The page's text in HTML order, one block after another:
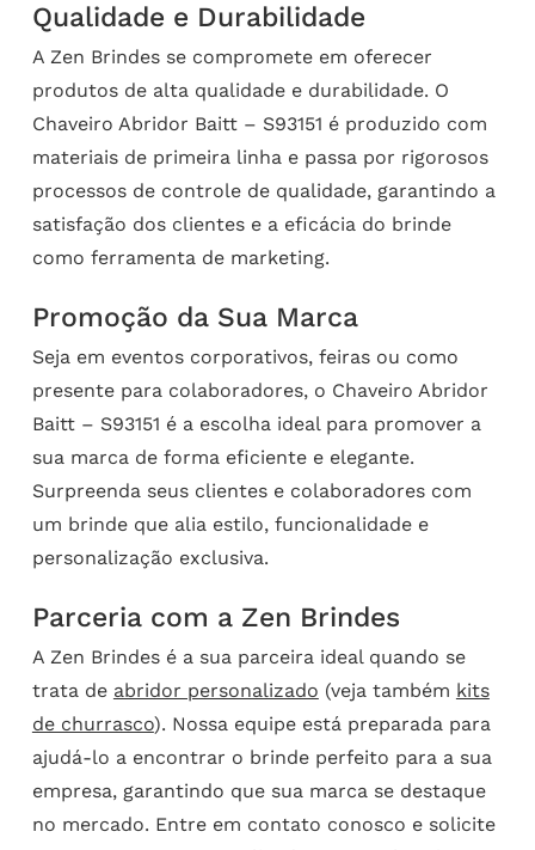
Qualidade e Durabilidade
A Zen Brindes se compromete em oferecer
produtos de alta qualidade e durabilidade. O
Chaveiro Abridor Baitt – S93151 é produzido com
materiais de primeira linha e passa por rigorosos
processos de controle de qualidade, garantindo a
satisfação dos clientes e a eficácia do brinde
como ferramenta de marketing.
Promoção da Sua Marca
Seja em eventos corporativos, feiras ou como
presente para colaboradores, o Chaveiro Abridor
Baitt – S93151 é a escolha ideal para promover a
sua marca de forma eficiente e elegante.
Surpreenda seus clientes e colaboradores com
um brinde que alia estilo, funcionalidade e
personalização exclusiva.
Parceria com a Zen Brindes
A Zen Brindes é a sua parceira ideal quando se
trata de abridor personalizado (veja também kits
de churrasco). Nossa equipe está preparada para
ajudá-lo a encontrar o brinde perfeito para a sua
empresa, garantindo que sua marca se destaque
no mercado. Entre em contato conosco e solicite